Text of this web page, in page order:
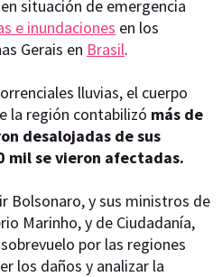
situación de emergencia
e inundaciones en los
Gerais en Brasil.
lluvias, el cuerpo
la región contabilizó más de
desalojadas de sus
mil se vieron afectadas.
Bolsonaro, y sus ministros de
Marinho, y de Ciudadanía,
por las regiones
los daños y analizar la